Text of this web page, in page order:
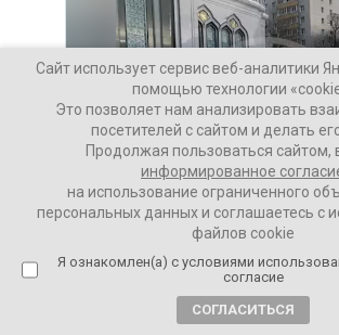
Сайт использует сервис веб-аналитики
помощью технологии
Это позволяет нам анализировать
посетителей с сайтом и делать
Продолжая пользоваться сайтом,
информированное
на использование ограниченного
персональных данных и соглашаетесь с
файлов cookie
Я ознакомлен(а) с условиями
согласие
СОГЛАСИТЬСЯ